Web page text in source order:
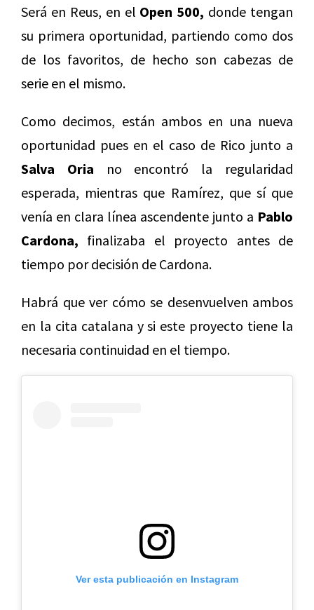
Será en Reus, en el Open 500, donde tengan
su primera oportunidad, partiendo como dos
de los favoritos, de hecho son cabezas de
serie en el mismo.
Como decimos, están ambos en una nueva
oportunidad pues en el caso de Rico junto a
Salva Oria no encontró la regularidad
esperada, mientras que Ramírez, que sí que
venía en clara línea ascendente junto a Pablo
Cardona, finalizaba el proyecto antes de
tiempo por decisión de Cardona.
Habrá que ver cómo se desenvuelven ambos
en la cita catalana y si este proyecto tiene la
necesaria continuidad en el tiempo.
Ver esta publicación en Instagram